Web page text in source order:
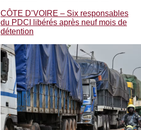
CÔTE D’VOIRE – Six responsables
du PDCI libérés après neuf mois de
détention